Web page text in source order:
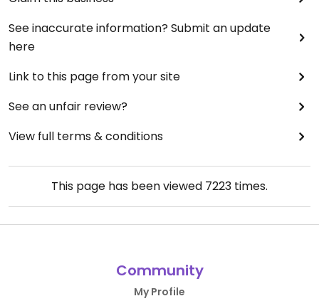
See inaccurate information? Submit an update
here
Link to this page from your site
See an unfair review?
View full terms & conditions
This page has been viewed 7223 times.
Community
My Profile